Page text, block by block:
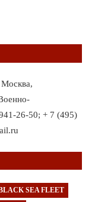
Москва,
26-50; + 7 (495)
SEA FLEET